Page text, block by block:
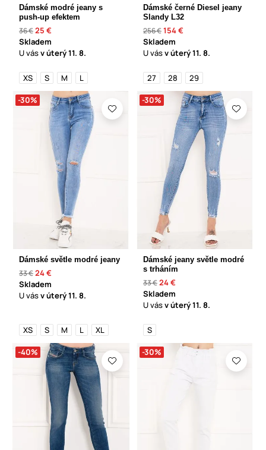
Dámské modré jeany s
push-up efektem
36 €25 €
Skladem
U vásv úterý11. 8.
XS S M L
Dámské černé Diesel jeany
Slandy L32
256 €154 €
Skladem
U vásv úterý11. 8.
27 28 29
-30%
Dámské světle modré jeany
33 €24 €
Skladem
U vásv úterý11. 8.
XS S M L XL
-30%
Dámské jeany světle modré
s trháním
33 €24 €
Skladem
U vásv úterý11. 8.
S
-40% -30%